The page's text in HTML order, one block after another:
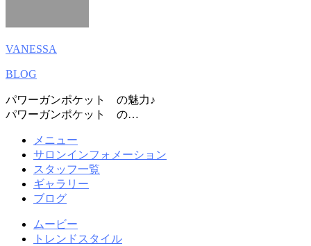
VANESSA
BLOG
パワーガンポケット の魅力♪
パワーガンポケット の…
メニュー
サロンインフォメーション
スタッフ一覧
ギャラリー
ブログ
ムービー
トレンドスタイル